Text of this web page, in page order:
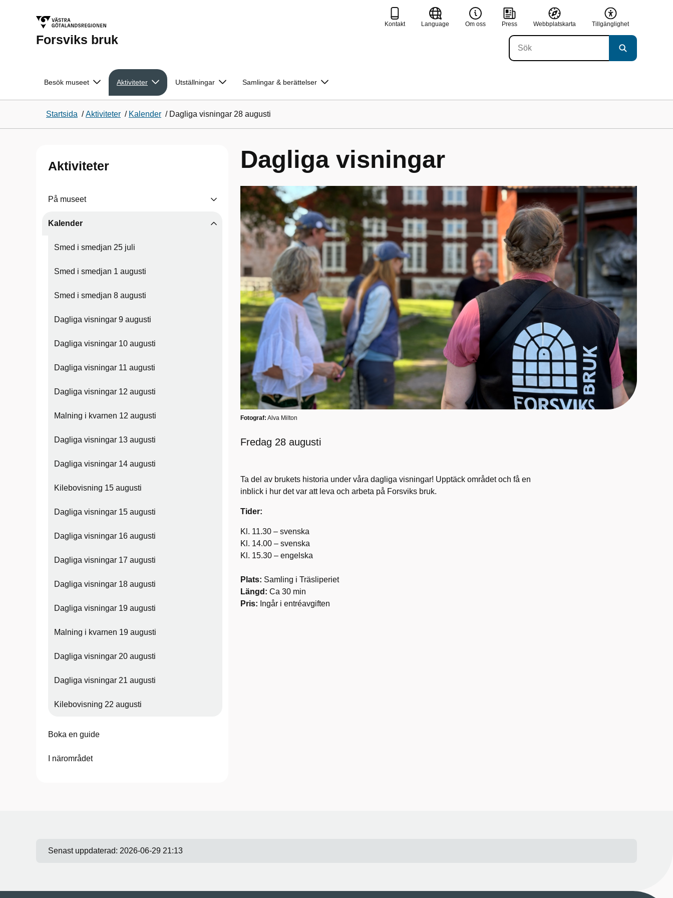
Forsviks bruk
Kontakt Language Om oss Press Webbplatskarta Tillgänglighet
Besök museet Aktiviteter Utställningar Samlingar & berättelser
Startsida /Aktiviteter / Kalender / Dagliga visningar 28 augusti
Aktiviteter
På museet
Kalender
Smed i smedjan 25 juli
Smed i smedjan 1 augusti
Smed i smedjan 8 augusti
Dagliga visningar 9 augusti
Dagliga visningar 10 augusti
Dagliga visningar 11 augusti
Dagliga visningar 12 augusti
Malning i kvarnen 12 augusti
Dagliga visningar 13 augusti
Dagliga visningar 14 augusti
Kilebovisning 15 augusti
Dagliga visningar 15 augusti
Dagliga visningar 16 augusti
Dagliga visningar 17 augusti
Dagliga visningar 18 augusti
Dagliga visningar 19 augusti
Malning i kvarnen 19 augusti
Dagliga visningar 20 augusti
Dagliga visningar 21 augusti
Kilebovisning 22 augusti
Boka en guide
I närområdet
Dagliga visningar
Fotograf: Alva Milton
Fredag 28 augusti
Ta del av brukets historia under våra dagliga visningar! Upptäck området och få en
inblick i hur det var att leva och arbeta på Forsviks bruk.
Tider:
Kl. 11.30 – svenska
Kl. 14.00 – svenska
Kl. 15.30 – engelska
Plats: Samling i Träsliperiet
Längd: Ca 30 min
Pris: Ingår i entréavgiften
Senast uppdaterad: 2026-06-29 21:13